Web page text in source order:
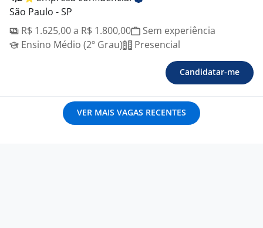
São Paulo - SP
R$ 1.625,00 a R$ 1.800,00
Sem experiência
Ensino Médio (2º Grau)
Presencial
Candidatar-me
VER MAIS VAGAS RECENTES